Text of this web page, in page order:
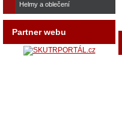
Helmy a oblečení
Partner webu